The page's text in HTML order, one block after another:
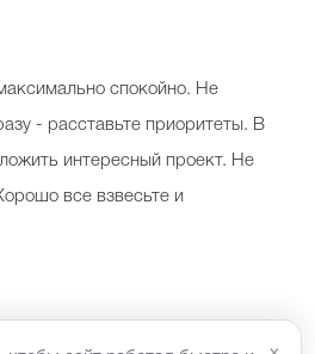
спокойно. Не
- расставьте приоритеты. В
интересный проект. Не
все взвесьте и